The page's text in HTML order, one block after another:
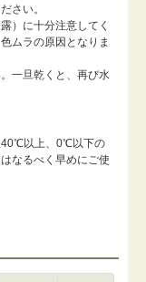
さい。
）に十分注意してく
ムラの原因となりま
一旦乾くと、再び水
40℃以上、0℃以下の
なるべく早めにご使